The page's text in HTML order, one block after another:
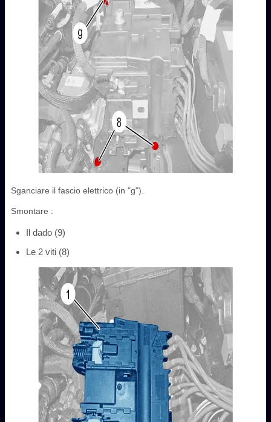
Sganciare il fascio elettrico (in "g").
Smontare :
Il dado (9)
Le 2 viti (8)